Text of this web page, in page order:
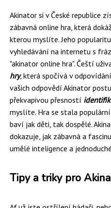
Akinator si v České republice
zábavná online hra, která
kterou myslíte. Jeho
vyhledávání na internetu s
"akinator online hra". Čeští
hry, která spočívá v
vašich odpovědí Akinator
překvapivou přesností
myslíte. Hra se stala
baví jak děti, tak dospělé.
dokazuje, jak zábavná a
umělé inteligence a
Tipy a triky pro